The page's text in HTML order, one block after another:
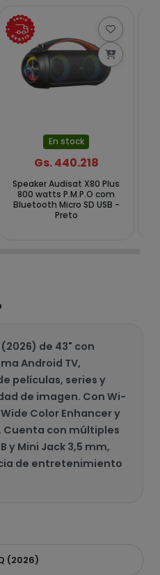
En stock
Gs. 440.218
Speaker Audisat X80 Plus
800 watts P.M.P.O com
Bluetooth Micro SD USB -
Preto
de 43" con
Android TV,
películas, series y
de imagen. Con Wi-
Color Enhancer y
Cuenta con múltiples
y Mini Jack 3,5 mm,
de entretenimiento
(2026)